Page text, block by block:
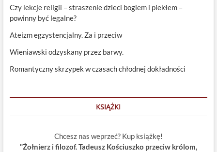
Czy lekcje religii – straszenie dzieci bogiem i piekłem –
powinny być legalne?
Ateizm egzystencjalny. Za i przeciw
Wieniawski odzyskany przez barwy.
Romantyczny skrzypek w czasach chłodnej dokładności
KSIĄŻKI
Chcesz nas weprzeć? Kup książkę!
"Żołnierz i filozof. Tadeusz Kościuszko przeciw królom,